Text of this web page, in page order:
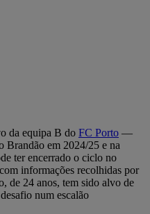
da equipa B do FC Porto —
Brandão em 2024/25 e na
ter encerrado o ciclo no
informações recolhidas por
de 24 anos, tem sido alvo de
num escalão